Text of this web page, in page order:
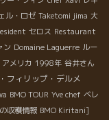
ル・ロゼ Taketomi jima 大
セロス Restaurant
ン Domaine Laguerre ルー
アメリカ 1998年 谷井さん
フィリップ・デルメ
BMO TOUR Yve chef ベレ
収穫情報 BMO Kiritani]